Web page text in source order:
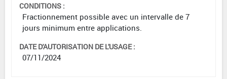
CONDITIONS :
Fractionnement possible avec un intervalle de 7
jours minimum entre applications.
DATE D'AUTORISATION DE L'USAGE :
07/11/2024